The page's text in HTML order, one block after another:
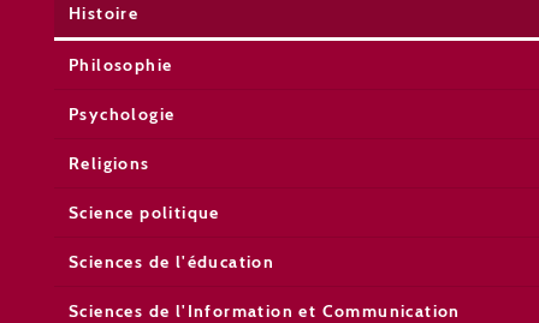
Histoire
Philosophie
Psychologie
Religions
Science politique
Sciences de l'éducation
Sciences de l'Information et Communication